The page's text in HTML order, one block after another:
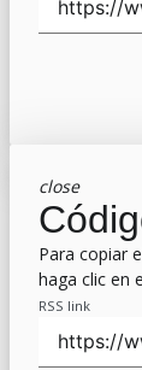
close
Para copiar
haga clic en
RSS link